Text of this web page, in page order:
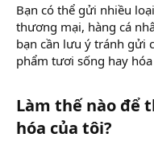
Bạn có thể gửi nhiều
thương mại, hàng cá
bạn cần lưu ý tránh gửi
phẩm tươi sống hay
Làm thế nào để
hóa của tôi?​